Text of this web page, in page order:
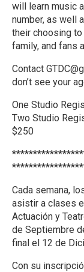
will learn music
number, as well
their choosing
family, and fans
Contact
don’t see your
One Studio
Two Studio
$250
Cada semana,
asistir a clases
Actuación y
de Septiembre
final el 12 de
Con su